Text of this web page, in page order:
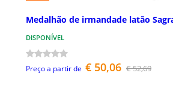
Medalhão de irmandade latão
DISPONÍVEL
Preço a partir de € 50,06 € 52,69